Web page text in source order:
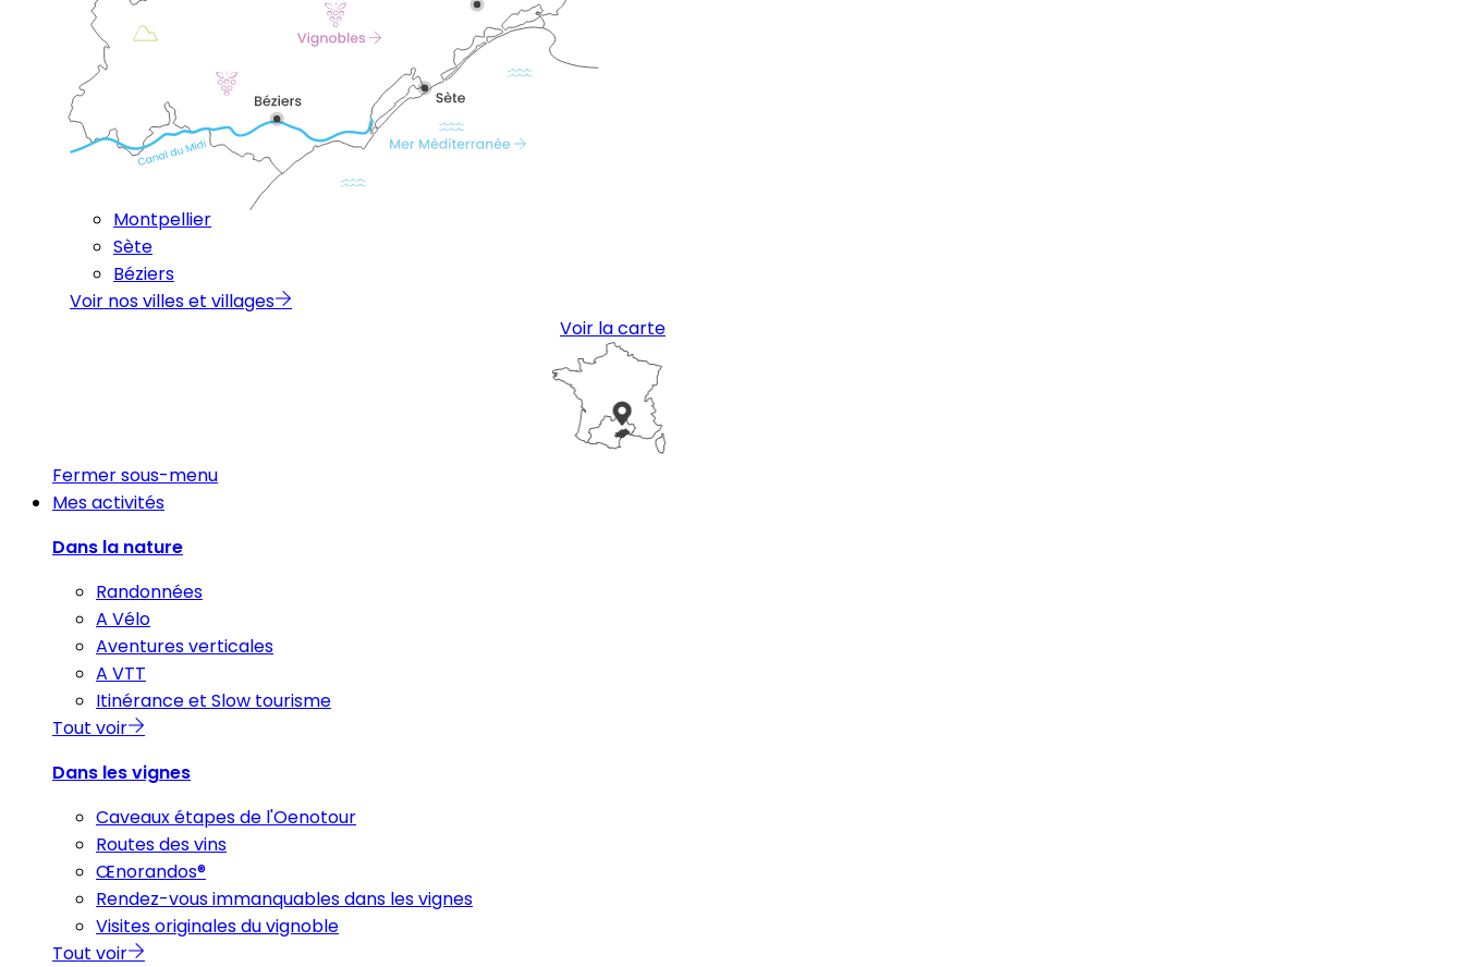
Montpellier
Sète
Béziers
Voir nos villes et villages
Voir la carte
Fermer sous-menu
Mes activités
Dans la nature
Randonnées
A Vélo
Aventures verticales
A VTT
Itinérance et Slow tourisme
Tout voir
Dans les vignes
Caveaux étapes de l'Oenotour
Routes des vins
Œnorandos®
Rendez-vous immanquables dans les vignes
Visites originales du vignoble
Tout voir